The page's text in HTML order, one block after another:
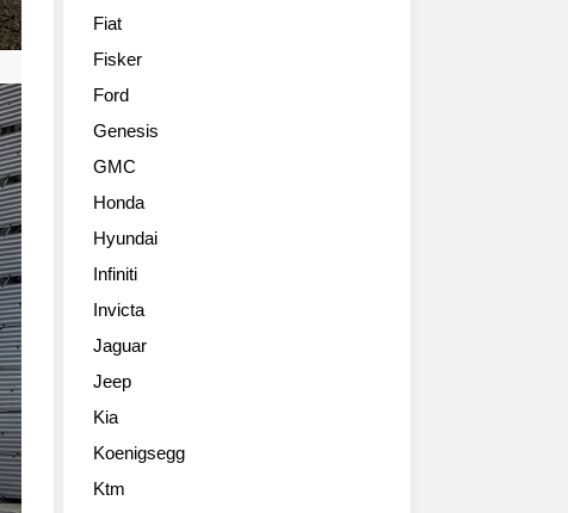
Fiat
Fisker
Ford
Genesis
GMC
Honda
Hyundai
Infiniti
Invicta
Jaguar
Jeep
Kia
Koenigsegg
Ktm